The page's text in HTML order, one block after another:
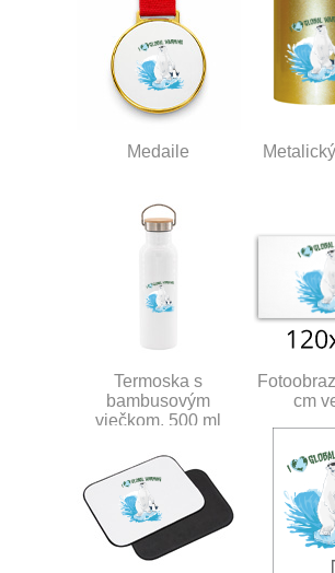
Medaile
Termoska s
bambusovým
viečkom, 500 ml
cm